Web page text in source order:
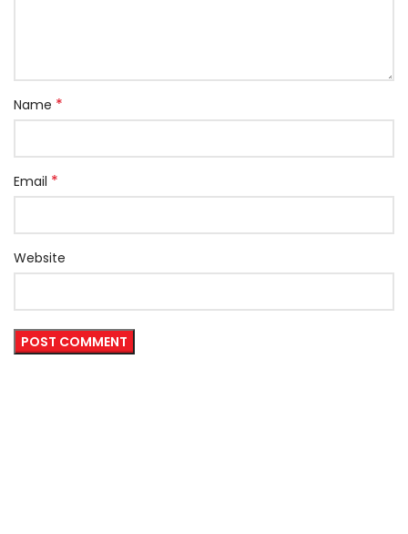
Name *
Email *
Website